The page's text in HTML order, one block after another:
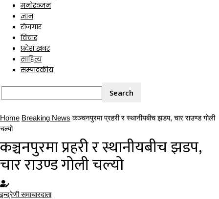
मनोरञ्जन
ज्ञान
रोजगार
विचार
प्रदेश खबर
साहित्य
सम्पादकीय
Home Breaking News कञ्चनपुरमा प्रहरी र स्थानीयबीच झडप, चार राउण्ड गोली
चल्यो
कञ्चनपुरमा प्रहरी र स्थानीयबीच झडप,
चार राउण्ड गोली चल्यो
इन्द्रेणी समाचारदाता